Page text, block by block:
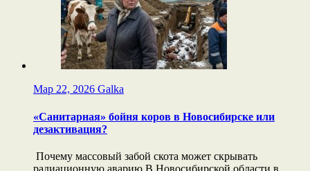
Мар 22, 2026 Galka
«Санитарная» бойня коров в Новосибирске или
дезактивация?
Почему массовый забой скота может скрывать
радиационную аварию В Новосибирской области в